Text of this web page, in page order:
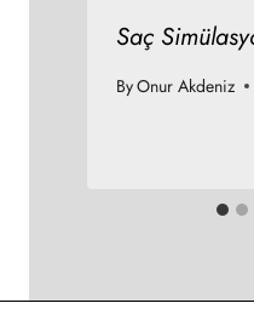
Saç
ByOnur Akdeniz